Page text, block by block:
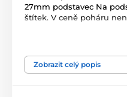
27mm podstavec Na
štítek. V ceně poháru
Vodní sporty
Zobrazit celý popis